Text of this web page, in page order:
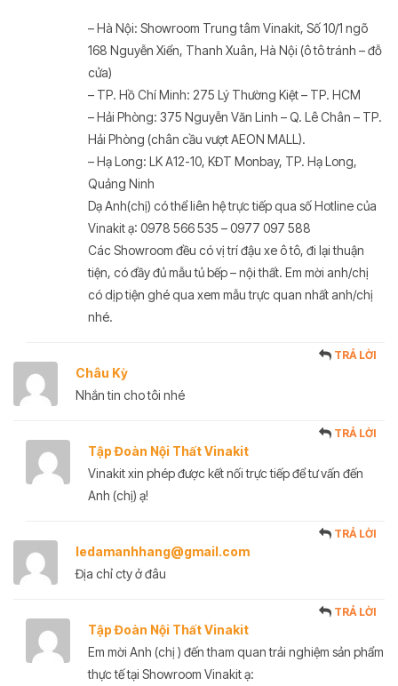
– Hà Nội: Showroom Trung tâm Vinakit, Số 10/1 ngõ
168 Nguyễn Xiển, Thanh Xuân, Hà Nội (ô tô tránh – đỗ
cửa)
– TP. Hồ Chí Minh: 275 Lý Thường Kiệt – TP. HCM
– Hải Phòng: 375 Nguyễn Văn Linh – Q. Lê Chân – TP.
Hải Phòng (chân cầu vượt AEON MALL).
– Hạ Long: LK A12-10, KĐT Monbay, TP. Hạ Long,
Quảng Ninh
Dạ Anh(chị) có thể liên hệ trực tiếp qua số Hotline của
Vinakit ạ: 0978 566 535 – 0977 097 588
Các Showroom đều có vị trí đậu xe ô tô, đi lại thuận
tiện, có đầy đủ mẫu tủ bếp – nội thất. Em mời anh/chị
có dịp tiện ghé qua xem mẫu trực quan nhất anh/chị
nhé.
Châu Kỳ
TRẢ LỜI
Nhắn tin cho tôi nhé
Tập Đoàn Nội Thất Vinakit
TRẢ LỜI
Vinakit xin phép được kết nối trực tiếp để tư vấn đến
Anh (chị) ạ!
ledamanhhang@gmail.com
TRẢ LỜI
Địa chỉ cty ở đâu
Tập Đoàn Nội Thất Vinakit
TRẢ LỜI
Em mời Anh (chị ) đến tham quan trải nghiệm sản phẩm
thực tế tại Showroom Vinakit ạ: